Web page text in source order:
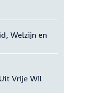
Welzijn en
Vrije Wil